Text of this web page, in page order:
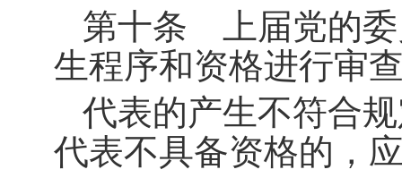
第十条 上届党的委
生程序和资格进行审
代表的产生不符合
代表不具备资格的，